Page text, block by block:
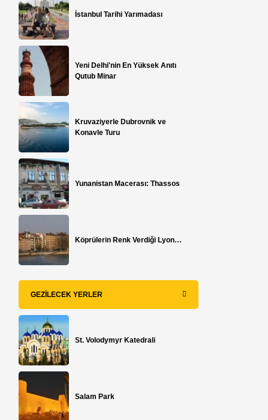
İstanbul Tarihi Yarımadası
Yeni Delhi'nin En Yüksek Anıtı
Qutub Minar
Kruvaziyerle Dubrovnik ve
Konavle Turu
Yunanistan Macerası: Thassos
Köprülerin Renk Verdiği Lyon…
GEZILECEK YERLER
St. Volodymyr Katedrali
Salam Park